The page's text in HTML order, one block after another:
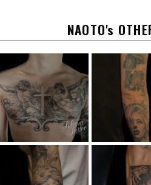
NAOTO's